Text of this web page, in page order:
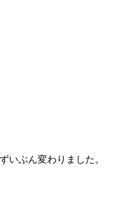
ぶん変わりました。